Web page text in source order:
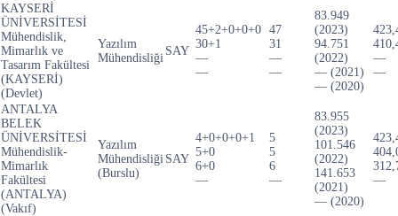
KAYSERİ
ÜNİVERSİTESİ
Mühendislik,
Mimarlık ve
Tasarım Fakültesi
(KAYSERİ)
(Devlet)
Yazılım
Mühendisliği
SAY
45+2+0+0+0
30+1
—
—
47
31
—
—
83.949
(2023)
94.751
(2022)
— (2021)
— (2020)
—
—
ANTALYA
BELEK
ÜNİVERSİTESİ
Mühendislik-
Mimarlık
Fakültesi
(ANTALYA)
(Vakıf)
Yazılım
Mühendisliği
(Burslu)
SAY
4+0+0+0+1
5+0
6+0
—
5
5
6
—
83.955
(2023)
101.546
(2022)
141.653
(2021)
— (2020)
—